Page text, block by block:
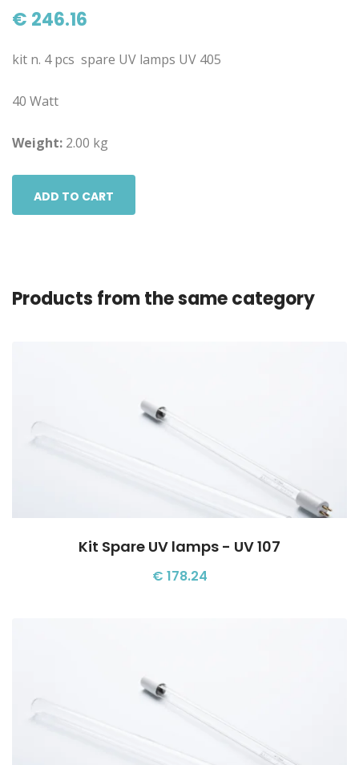
€ 246.16
kit n. 4 pcs spare UV lamps UV 405
40 Watt
Weight: 2.00 kg
ADD TO CART
Products from the same category
Kit Spare UV lamps - UV 107
€ 178.24